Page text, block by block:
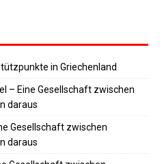
in Griechenland
– Eine Gesellschaft zwischen
daraus
Gesellschaft zwischen
daraus